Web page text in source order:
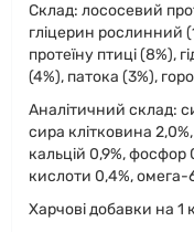
Склад: лососевий
гліцерин рослинний
протеїну птиці (8%),
(4%), патока (3%),
Аналітичний склад:
сира клітковина
кальцій 0,9%, фосфор
кислоти 0,4%, омега-
Харчові добавки на 1